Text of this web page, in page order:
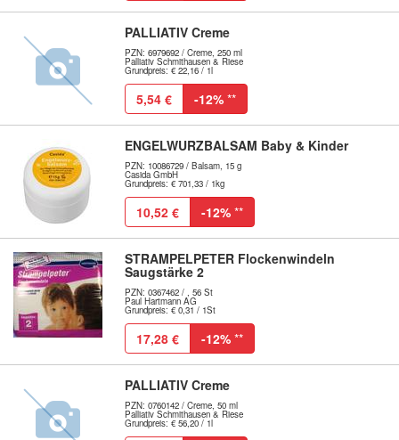
PALLIATIV Creme
PZN: 6979692 / Creme, 250 ml
Palliativ Schmithausen & Riese
Grundpreis: € 22,16 / 1l
5,54 € -12% **
ENGELWURZBALSAM Baby & Kinder
PZN: 10086729 / Balsam, 15 g
Casida GmbH
Grundpreis: € 701,33 / 1kg
10,52 € -12% **
STRAMPELPETER Flockenwindeln
Saugstärke 2
PZN: 0367462 / , 56 St
Paul Hartmann AG
Grundpreis: € 0,31 / 1St
17,28 € -12% **
PALLIATIV Creme
PZN: 0760142 / Creme, 50 ml
Palliativ Schmithausen & Riese
Grundpreis: € 56,20 / 1l